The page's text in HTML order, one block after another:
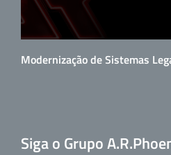
Modernização de Sistemas
Siga o Grupo